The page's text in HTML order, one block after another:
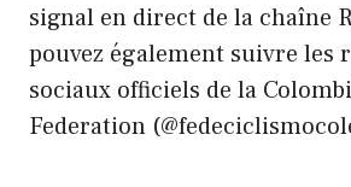
signal en direct de la chaîne
pouvez également suivre les
sociaux officiels de la
Federation